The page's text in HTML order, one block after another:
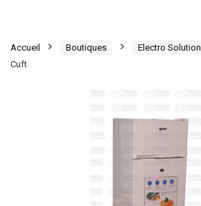
Accueil Boutiques Electro Solution
Cuft